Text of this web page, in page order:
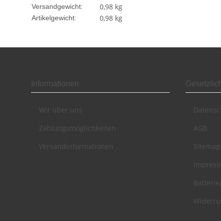
Versandgewicht: 0,98 kg
Artikelgewicht: 0,98 kg
Informationen
Wir über uns
Zahlungsmöglichkeiten
Versandinformationen
AGB
Sitemap